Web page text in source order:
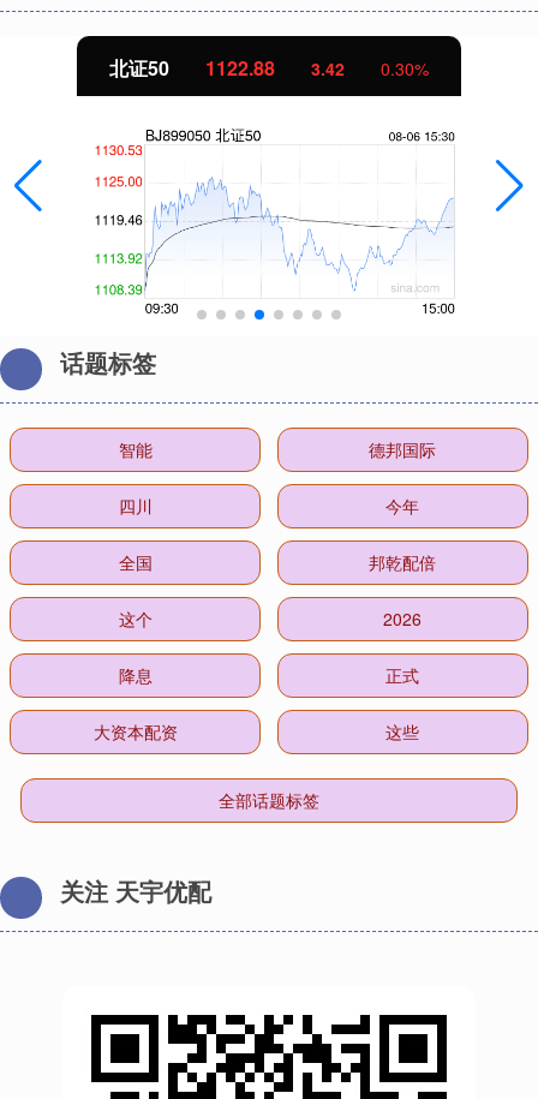
北证50 1122.88 3.42 0.30%
话题标签
智能 德邦国际
四川 今年
全国 邦乾配倍
这个 2026
降息 正式
大资本配资 这些
全部话题标签
关注 天宇优配